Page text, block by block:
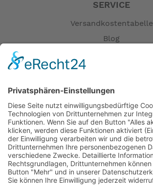
SERVICE
Versandkostentabelle
Blog
Versandpartner
Verfügbarkeiten
Zahlung und Versand
Datenschutz
Fernabsatz